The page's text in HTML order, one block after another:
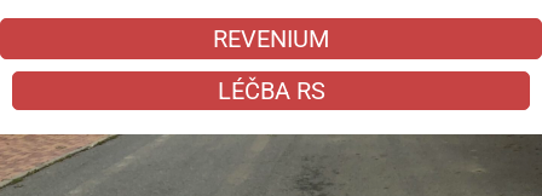
REVENIUM
LÉČBA RS